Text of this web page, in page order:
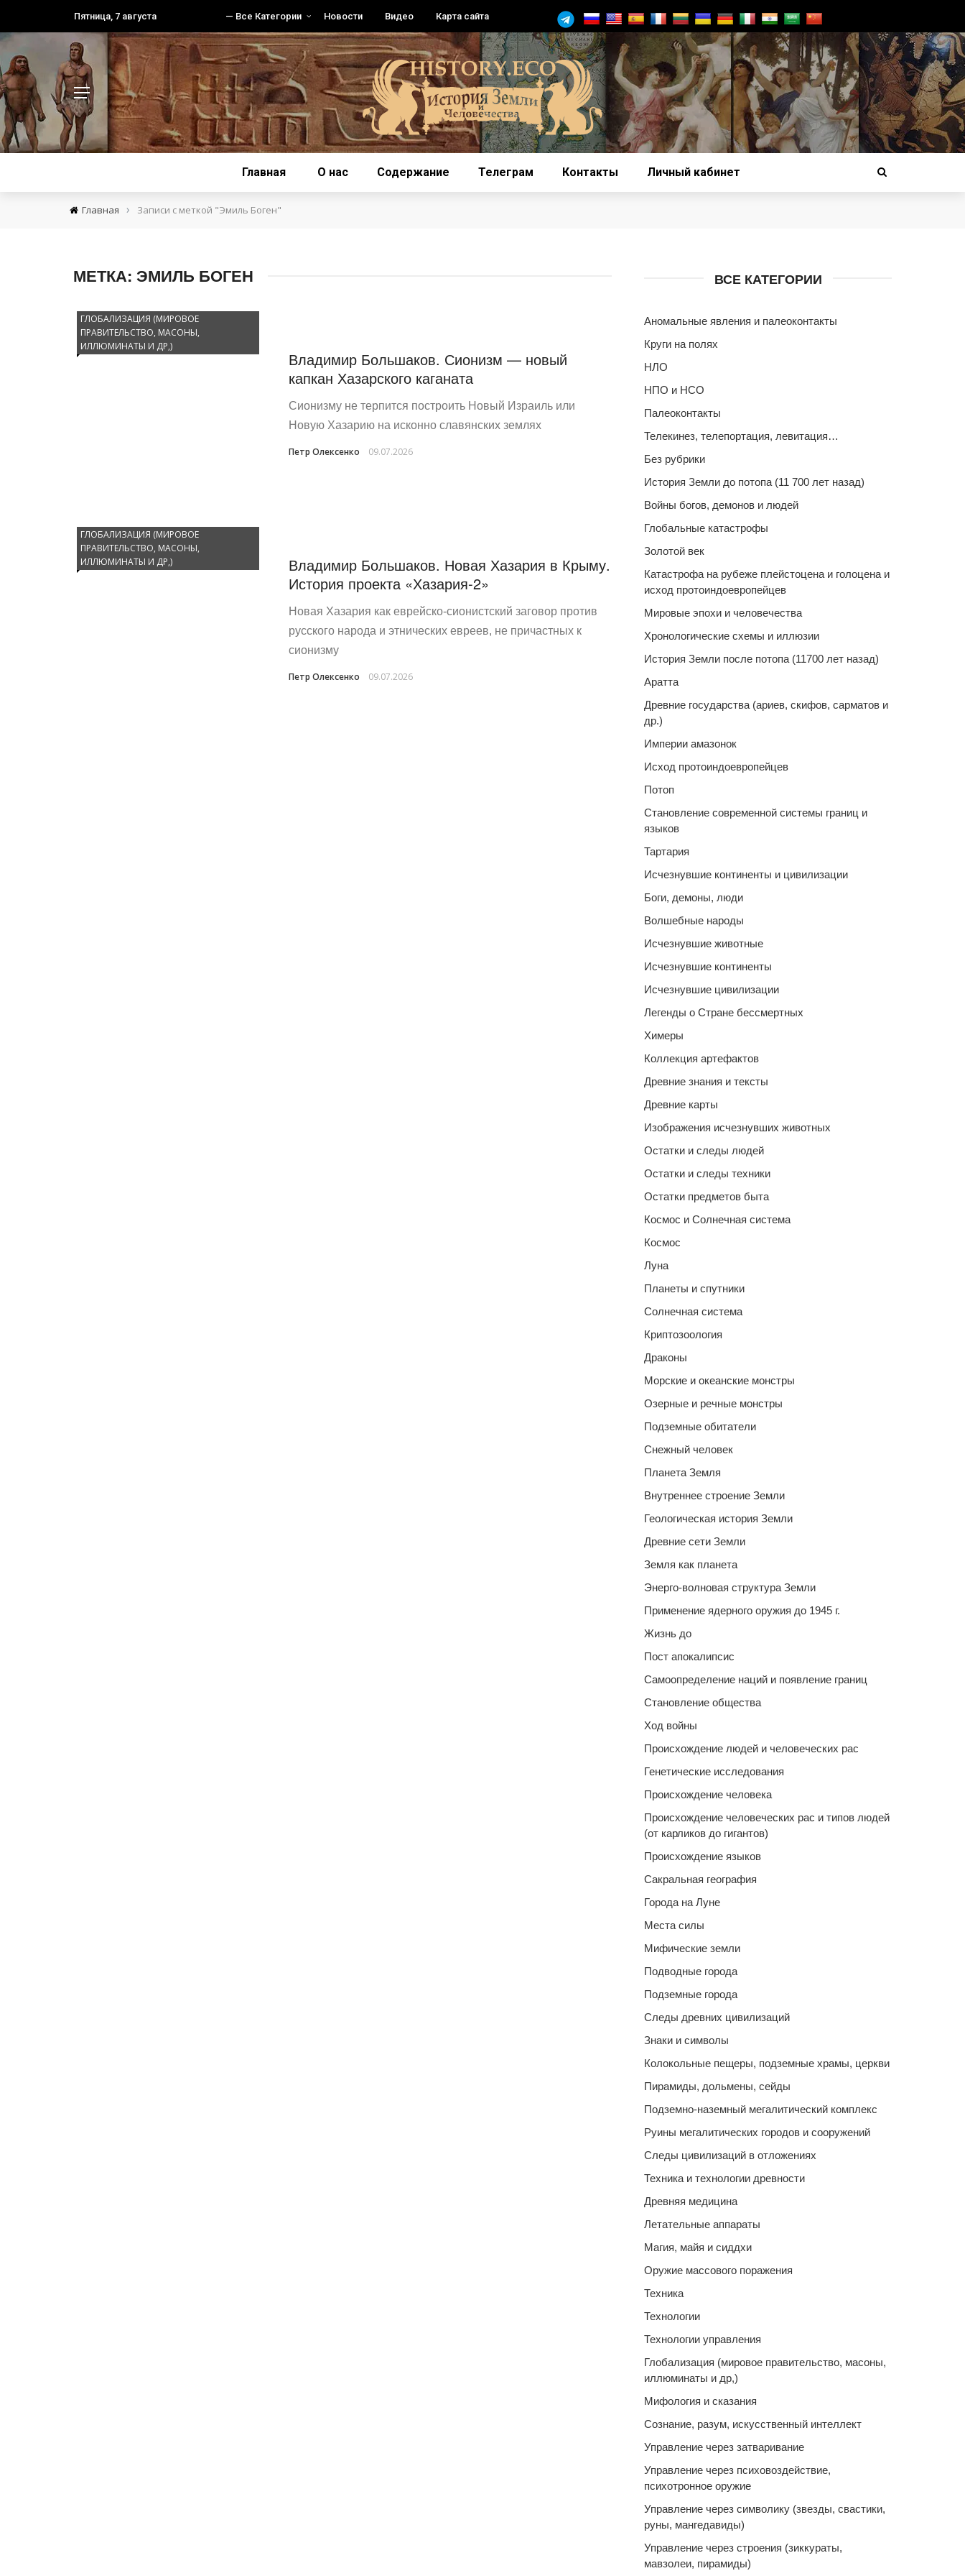
Пятница, 7 августа — Все Категории Новости Видео Карта сайта
Главная О нас Содержание Телеграм Контакты Личный кабинет
Главная › Записи с меткой "Эмиль Боген"
МЕТКА: ЭМИЛЬ БОГЕН
ГЛОБАЛИЗАЦИЯ (МИРОВОЕ
ПРАВИТЕЛЬСТВО, МАСОНЫ,
ИЛЛЮМИНАТЫ И ДР,)
Владимир Большаков. Сионизм — новый
капкан Хазарского каганата
Сионизму не терпится построить Новый Израиль или
Новую Хазарию на исконно славянских землях
Петр Олексенко 09.07.2026
ГЛОБАЛИЗАЦИЯ (МИРОВОЕ
ПРАВИТЕЛЬСТВО, МАСОНЫ,
ИЛЛЮМИНАТЫ И ДР,)
Владимир Большаков. Новая Хазария в Крыму.
История проекта «Хазария-2»
Новая Хазария как еврейско‑сионистский заговор против
русского народа и этнических евреев, не причастных к
сионизму
Петр Олексенко 09.07.2026
ВСЕ КАТЕГОРИИ
Аномальные явления и палеоконтакты
Круги на полях
НЛО
НПО и НСО
Палеоконтакты
Телекинез, телепортация, левитация…
Без рубрики
История Земли до потопа (11 700 лет назад)
Войны богов, демонов и людей
Глобальные катастрофы
Золотой век
Катастрофа на рубеже плейстоцена и голоцена и
исход протоиндоевропейцев
Мировые эпохи и человечества
Хронологические схемы и иллюзии
История Земли после потопа (11700 лет назад)
Аратта
Древние государства (ариев, скифов, сарматов и
др.)
Империи амазонок
Исход протоиндоевропейцев
Потоп
Становление современной системы границ и
языков
Тартария
Исчезнувшие континенты и цивилизации
Боги, демоны, люди
Волшебные народы
Исчезнувшие животные
Исчезнувшие континенты
Исчезнувшие цивилизации
Легенды о Стране бессмертных
Химеры
Коллекция артефактов
Древние знания и тексты
Древние карты
Изображения исчезнувших животных
Остатки и следы людей
Остатки и следы техники
Остатки предметов быта
Космос и Солнечная система
Космос
Луна
Планеты и спутники
Солнечная система
Криптозоология
Драконы
Морские и океанские монстры
Озерные и речные монстры
Подземные обитатели
Снежный человек
Планета Земля
Внутреннее строение Земли
Геологическая история Земли
Древние сети Земли
Земля как планета
Энерго-волновая структура Земли
Применение ядерного оружия до 1945 г.
Жизнь до
Пост апокалипсис
Самоопределение наций и появление границ
Становление общества
Ход войны
Происхождение людей и человеческих рас
Генетические исследования
Происхождение человека
Происхождение человеческих рас и типов людей
(от карликов до гигантов)
Происхождение языков
Сакральная география
Города на Луне
Места силы
Мифические земли
Подводные города
Подземные города
Следы древних цивилизаций
Знаки и символы
Колокольные пещеры, подземные храмы, церкви
Пирамиды, дольмены, сейды
Подземно-наземный мегалитический комплекс
Руины мегалитических городов и сооружений
Следы цивилизаций в отложениях
Техника и технологии древности
Древняя медицина
Летательные аппараты
Магия, майя и сиддхи
Оружие массового поражения
Техника
Технологии
Технологии управления
Глобализация (мировое правительство, масоны,
иллюминаты и др,)
Мифология и сказания
Сознание, разум, искусственный интеллект
Управление через затваривание
Управление через психовоздействие,
психотронное оружие
Управление через символику (звезды, свастики,
руны, мангедавиды)
Управление через строения (зиккураты,
мавзолеи, пирамиды)